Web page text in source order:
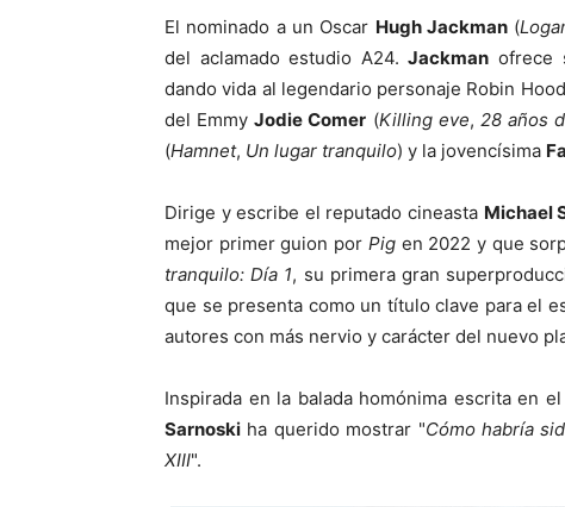
El nominado a un Oscar Hugh Jackman(
del aclamado estudio A24.Jackman ofrece
dando vida al legendario personaje Robin
del EmmyJodie Comer (Killing eve, 28 años
(Hamnet, Un lugar tranquilo) y la jovencísima
Dirige y escribe el reputado cineasta Michael
mejor primer guion por Pigen 2022 y que
tranquilo: Día 1, su primera gran
que se presenta como un título clave para el
autores con más nervio y carácter del nuevo
Inspirada en la balada homónima escrita en
Sarnoski ha querido mostrar "Cómo habría
XIII".